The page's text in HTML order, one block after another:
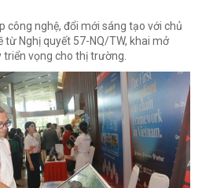
công nghệ, đổi mới sáng tạo với chủ
Nghị quyết 57-NQ/TW, khai mở
vọng cho thị trường.